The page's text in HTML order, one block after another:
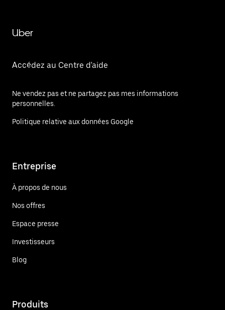
Uber
Accédez au Centre d'aide
Ne vendez pas et ne partagez pas mes informations
personnelles.
Politique relative aux données Google
Entreprise
À propos de nous
Nos offres
Espace presse
Investisseurs
Blog
Produits